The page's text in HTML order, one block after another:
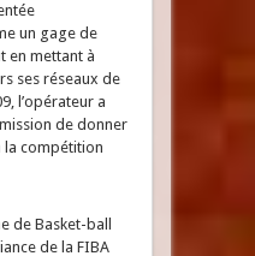
un gage de
en mettant à
ses réseaux de
l’opérateur a
de donner
la compétition
de Basket-ball
de la FIBA